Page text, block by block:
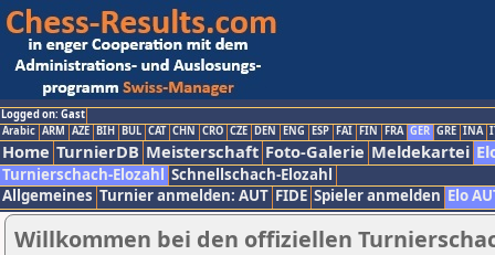
Logged on: Gast
Arabic ARM AZE BIH BUL CAT CHN CRO CZE DEN ENG ESP FAI FIN FRA GER GRE INA
Home TurnierDB Meisterschaft Foto-Galerie Meldekartei
Turnierschach-Elozahl Schnellschach-Elozahl
Allgemeines Turnier anmelden: AUT FIDE Spieler anmelden Elo
Willkommen bei den offiziellen